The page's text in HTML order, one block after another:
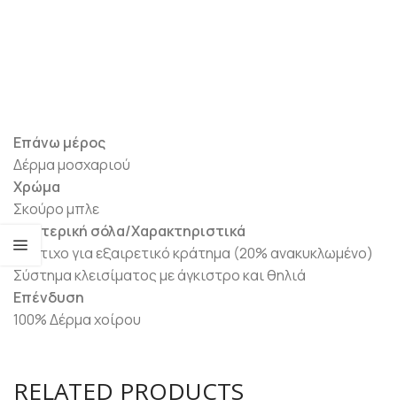
Επάνω μέρος
Δέρμα μοσχαριού
Χρώμα
Σκούρο μπλε
Εξωτερική σόλα/Χαρακτηριστικά
Λάστιχο για εξαιρετικό κράτημα (20% ανακυκλωμένο)
Σύστημα κλεισίματος με άγκιστρο και θηλιά
Επένδυση
100% Δέρμα χοίρου
RELATED PRODUCTS